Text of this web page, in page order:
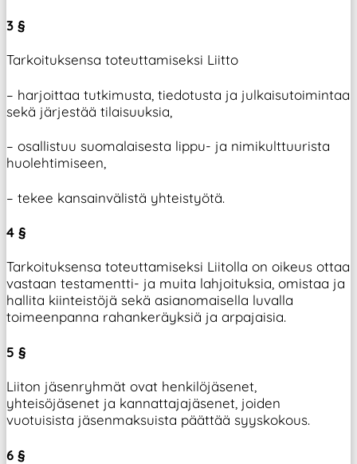
3 §
Tarkoituksensa toteuttamiseksi Liitto
– harjoittaa tutkimusta, tiedotusta ja julkaisutoimintaa
sekä järjestää tilaisuuksia,
– osallistuu suomalaisesta lippu- ja nimikulttuurista
huolehtimiseen,
– tekee kansainvälistä yhteistyötä.
4 §
Tarkoituksensa toteuttamiseksi Liitolla on oikeus ottaa
vastaan testamentti- ja muita lahjoituksia, omistaa ja
hallita kiinteistöjä sekä asianomaisella luvalla
toimeenpanna rahankeräyksiä ja arpajaisia.
5 §
Liiton jäsenryhmät ovat henkilöjäsenet,
yhteisöjäsenet ja kannattajajäsenet, joiden
vuotuisista jäsenmaksuista päättää syyskokous.
6 §